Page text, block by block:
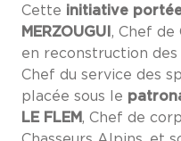
Cette initiative
MERZOUGUI , Chef de
en reconstruction
Chef du service des
placée sous le
LE FLEM, Chef de